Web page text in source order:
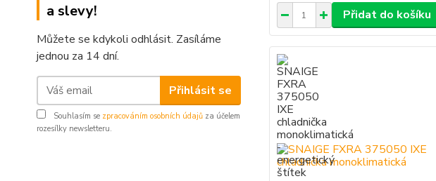
a slevy!
Můžete se kdykoli odhlásit. Zasíláme
jednou za 14 dní.
Přihlásit se
Souhlasím se zpracováním osobních údajů za účelem
rozesílky newsletteru.
Přidat do košíku